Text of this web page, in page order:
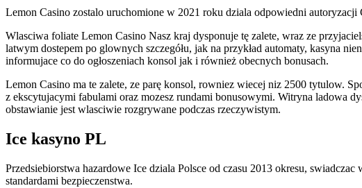
Lemon Casino zostalo uruchomione w 2021 roku dziala odpowiedni
Wlasciwa foliate Lemon Casino Nasz kraj dysponuje tę zalete, wraz ze
latwym dostepem po glownych szczegółu, jak na przykład automaty, kasyna
informujace co do ogłoszeniach konsol jak i również obecnych bonusach.
Lemon Casino ma te zalete, ze parę konsol, rowniez wiecej niz 2500 tytulow.
z ekscytujacymi fabulami oraz mozesz rundami bonusowymi. Witryna ladowa
obstawianie jest wlasciwie rozgrywane podczas rzeczywistym.
Ice kasyno PL
Przedsiebiorstwa hazardowe Ice dziala Polsce od czasu 2013 okresu,
standardami bezpieczenstwa.